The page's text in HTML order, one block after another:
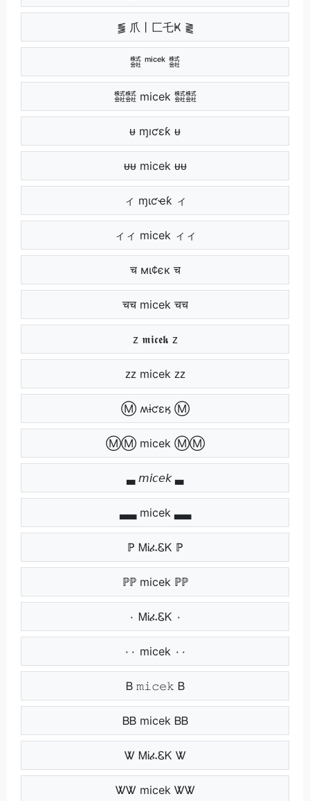
⪓ 爪丨匚乇Ҝ ⪔
㍿ ᵐⁱᶜᵉᵏ ㍿
㍿㍿ micek ㍿㍿
ᵾ ɱıƈɛƙ ᵾ
ᵾᵾ micek ᵾᵾ
ィ ɱιƈҽƙ ィ
ィィ micek ィィ
च мι¢єк च
चच micek चच
ᴢ 𝖒𝖎𝖈𝖊𝖐 ᴢ
ᴢᴢ micek ᴢᴢ
Ⓜ ʍɨƈɛӄ Ⓜ
ⓂⓂ micek ⓂⓂ
▃ 𝘮𝘪𝘤𝘦𝘬 ▃
▃▃ micek ▃▃
ℙ ᎷᎥፈᏋᏦ ℙ
ℙℙ micek ℙℙ
٠ ᎷᎥፈᏋᏦ ٠
٠٠ micek ٠٠
Ᏼ 𝚖𝚒𝚌𝚎𝚔 Ᏼ
ᏴᏴ micek ᏴᏴ
Ꮤ ᎷᎥፈᏋᏦ Ꮤ
ᏔᏔ micek ᏔᏔ